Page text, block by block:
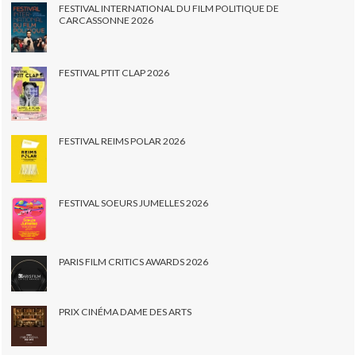
FESTIVAL INTERNATIONAL DU FILM POLITIQUE DE
CARCASSONNE 2026
FESTIVAL PTIT CLAP 2026
FESTIVAL REIMS POLAR 2026
FESTIVAL SOEURS JUMELLES 2026
PARIS FILM CRITICS AWARDS 2026
PRIX CINÉMA DAME DES ARTS